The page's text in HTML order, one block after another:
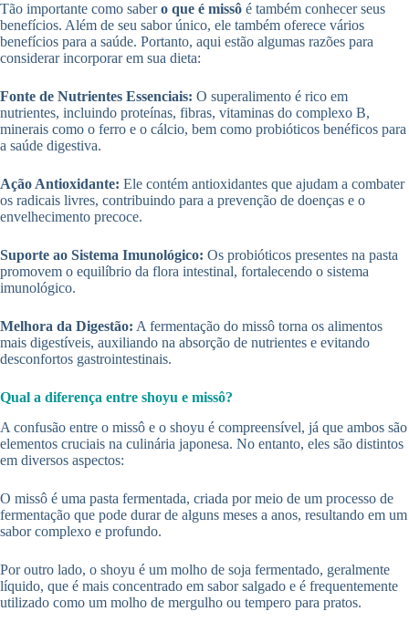
Tão importante como sabero que é missô é também conhecer seus
benefícios. Além de seu sabor único, ele também oferece vários
benefícios para a saúde. Portanto, aqui estão algumas razões para
considerar incorporar em sua dieta:
Fonte de Nutrientes Essenciais: O superalimento é rico em
nutrientes, incluindo proteínas, fibras, vitaminas do complexo B,
minerais como o ferro e o cálcio, bem como probióticos benéficos para
a saúde digestiva.
Ação Antioxidante: Ele contém antioxidantes que ajudam a combater
os radicais livres, contribuindo para a prevenção de doenças e o
envelhecimento precoce.
Suporte ao Sistema Imunológico: Os probióticos presentes na pasta
promovem o equilíbrio da flora intestinal, fortalecendo o sistema
imunológico.
Melhora da Digestão: A fermentação do missô torna os alimentos
mais digestíveis, auxiliando na absorção de nutrientes e evitando
desconfortos gastrointestinais.
Qual a diferença entre shoyu e missô?
A confusão entre o missô e o shoyu é compreensível, já que ambos são
elementos cruciais na culinária japonesa. No entanto, eles são distintos
em diversos aspectos:
O missô é uma pasta fermentada, criada por meio de um processo de
fermentação que pode durar de alguns meses a anos, resultando em um
sabor complexo e profundo.
Por outro lado, o shoyu é um molho de soja fermentado, geralmente
líquido, que é mais concentrado em sabor salgado e é frequentemente
utilizado como um molho de mergulho ou tempero para pratos.